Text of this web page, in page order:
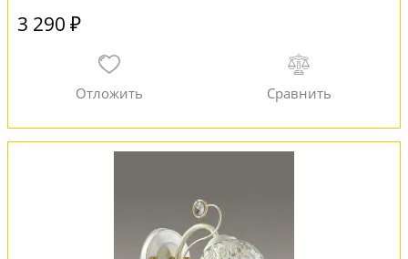
3 290 ₽